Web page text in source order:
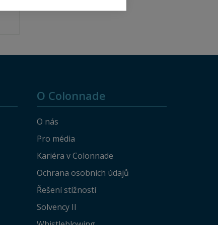
O Colonnade
O nás
Pro média
Kariéra v Colonnade
Ochrana osobních údajů
Řešení stížností
Solvency II